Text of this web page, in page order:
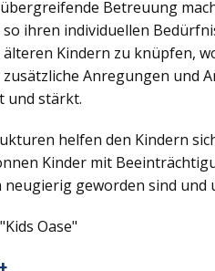
Betreuung
ihren individuellen
Kindern zu knüpfen,
Anregungen und
und stärkt.
helfen den Kindern
Kinder mit
neugierig geworden sind
Oase"